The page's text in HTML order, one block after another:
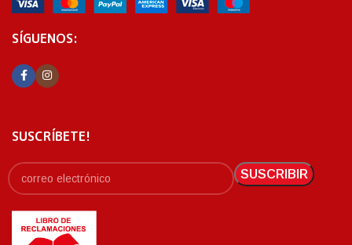
SÍGUENOS:
SUSCRÍBETE!